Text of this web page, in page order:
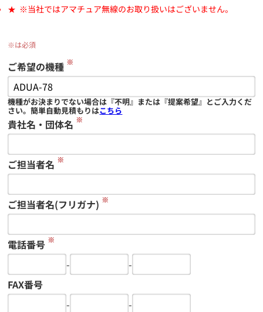
※当社ではアマチュア無線のお取り扱いはございません。
※は必須
ご希望の機種 ※
機種がお決まりでない場合は『不明』または『提案希望』とご入力くだ
さい。簡単自動見積もりはこちら
貴社名・団体名 ※
ご担当者名 ※
ご担当者名(フリガナ) ※
電話番号 ※
-
-
FAX番号
-
-